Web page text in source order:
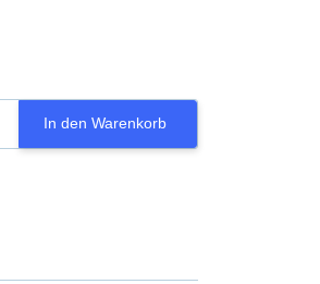
In den Warenkorb